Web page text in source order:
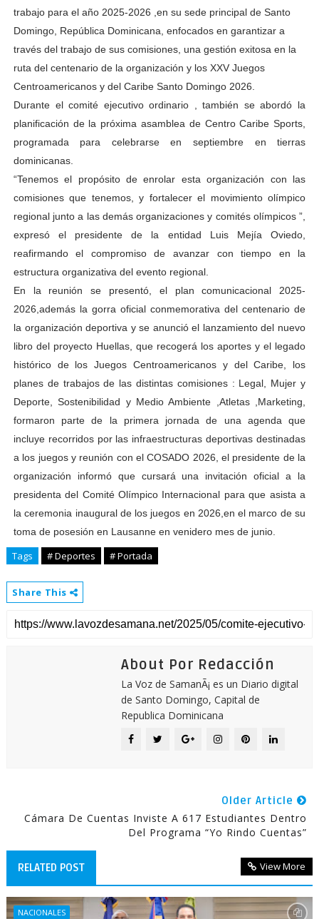
trabajo para el año 2025-2026 ,en su sede principal de Santo
Domingo, República Dominicana, enfocados en garantizar a
través del trabajo de sus comisiones, una gestión exitosa en la
ruta del centenario de la organización y los XXV Juegos
Centroamericanos y del Caribe Santo Domingo 2026.
Durante el comité ejecutivo ordinario , también se abordó la
planificación de la próxima asamblea de Centro Caribe Sports,
programada para celebrarse en septiembre en tierras
dominicanas.
“Tenemos el propósito de enrolar esta organización con las
comisiones que tenemos, y fortalecer el movimiento olímpico
regional junto a las demás organizaciones y comités olímpicos ”,
expresó el presidente de la entidad Luis Mejía Oviedo,
reafirmando el compromiso de avanzar con tiempo en la
estructura organizativa del evento regional.
En la reunión se presentó, el plan comunicacional 2025-
2026,además la gorra oficial conmemorativa del centenario de
la organización deportiva y se anunció el lanzamiento del nuevo
libro del proyecto Huellas, que recogerá los aportes y el legado
histórico de los Juegos Centroamericanos y del Caribe, los
planes de trabajos de las distintas comisiones : Legal, Mujer y
Deporte, Sostenibilidad y Medio Ambiente ,Atletas ,Marketing,
formaron parte de la primera jornada de una agenda que
incluye recorridos por las infraestructuras deportivas destinadas
a los juegos y reunión con el COSADO 2026, el presidente de la
organización informó que cursará una invitación oficial a la
presidenta del Comité Olímpico Internacional para que asista a
la ceremonia inaugural de los juegos en 2026,en el marco de su
toma de posesión en Lausanne en venidero mes de junio.
Tags # Deportes # Portada
Share This
About Por Redacción
La Voz de SamanÃ¡ es un Diario digital
de Santo Domingo, Capital de
Republica Dominicana
Older Article
Cámara De Cuentas Inviste A 617 Estudiantes Dentro
Del Programa “Yo Rindo Cuentas”
RELATED POST View More
NACIONALES